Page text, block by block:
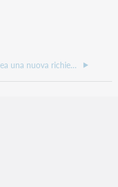
Crea una nuova richiesta di acquisto